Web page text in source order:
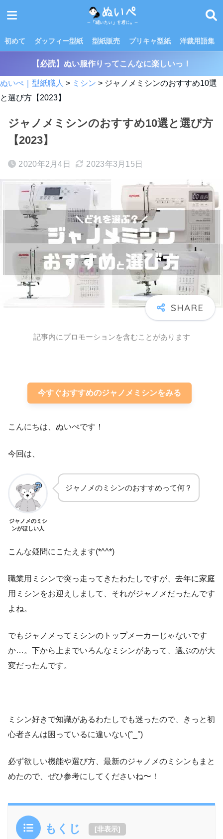
初めて ダッフィー型紙 型紙販売 プリキャ型紙 洋裁用語集
【必読】ぬい服作りってこんなに楽しいっ！
ぬいぺ｜型紙職人 > ミシン > ジャノメミシンのおすすめ10選
と選び方【2023】
ジャノメミシンのおすすめ10選と選び方
【2023】
2020年2月4日 2023年3月15日
記事内にプロモーションを含むことがあります
今すぐおすすめのジャノメミシンをみる
こんにちは、ぬいぺです！
今回は、
ジャノメのミシ
ンがほしい人
ジャノメのミシンのおすすめって何？
こんな疑問にこたえます(*^^*)
職業用ミシンで突っ走ってきたわたしですが、去年に家庭
用ミシンをお迎えしまして、それがジャノメだったんです
よね。
でもジャノメってミシンのトップメーカーじゃないです
か…。下から上までいろんなミシンがあって、選ぶのが大
変だったんです。
ミシン好きで知識があるわたしでも迷ったので、きっと初
心者さんは困っているに違いない(°_°)
必ず欲しい機能や選び方、最新のジャノメのミシンもまと
めたので、ぜひ参考にしてくださいね〜！
もくじ [非表示]